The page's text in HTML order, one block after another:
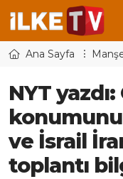
Ana Sayfa
NYT
konumunu
ve İsrail
toplantı